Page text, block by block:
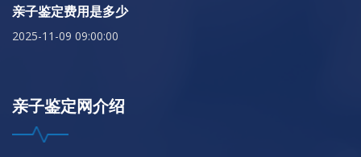
亲子鉴定费用是多少
2025-11-09 09:00:00
亲子鉴定网介绍